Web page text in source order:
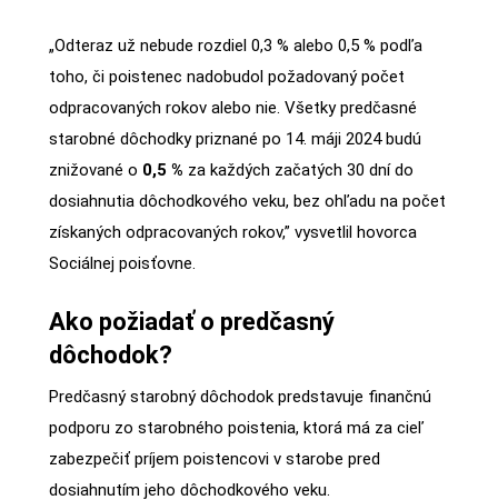
„Odteraz už nebude rozdiel 0,3 % alebo 0,5 % podľa
toho, či poistenec nadobudol požadovaný počet
odpracovaných rokov alebo nie. Všetky predčasné
starobné dôchodky priznané po 14. máji 2024 budú
znižované o 0,5 % za každých začatých 30 dní do
dosiahnutia dôchodkového veku, bez ohľadu na počet
získaných odpracovaných rokov,” vysvetlil hovorca
Sociálnej poisťovne.
Ako požiadať o predčasný
dôchodok?
Predčasný starobný dôchodok predstavuje finančnú
podporu zo starobného poistenia, ktorá má za cieľ
zabezpečiť príjem poistencovi v starobe pred
dosiahnutím jeho dôchodkového veku.